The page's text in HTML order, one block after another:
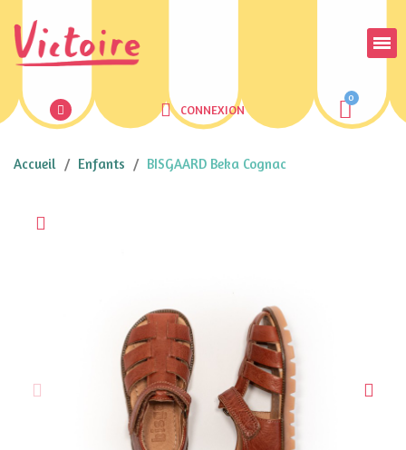
CONNEXION
Accueil Enfants BISGAARD Beka Cognac